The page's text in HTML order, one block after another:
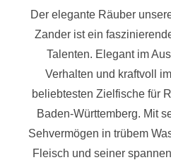
Der elegante Räuber
Zander ist ein
Talenten. Elegant im
Verhalten und kraftvoll
beliebtesten Zielfische für
Baden-Württemberg. Mit
Sehvermögen in trübem
Fleisch und seiner